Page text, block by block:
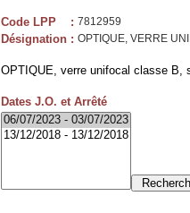
Code LPP : 7812959
Désignation : OPTIQUE, VERRE
OPTIQUE, verre unifocal classe B,
Dates J.O. et Arrêté